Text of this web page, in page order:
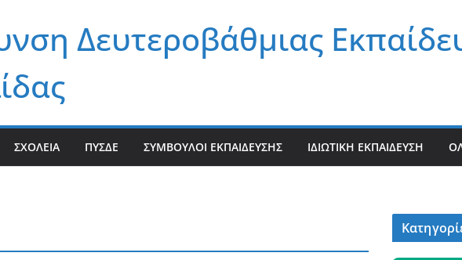
Δευτεροβάθμιας
ΣΧΟΛΕΊΑ ΠΥΣΔΕ ΣΎΜΒΟΥΛΟΙ ΕΚΠΑΊΔΕΥΣΗΣ ΙΔΙΩΤΙΚΉ ΕΚΠΑΊΔΕΥΣΗ